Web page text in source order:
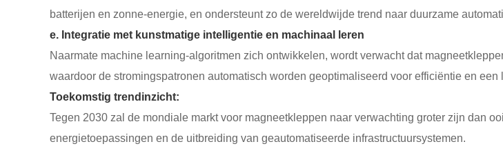
batterijen en zonne-energie, en ondersteunt zo de wereldwijde trend naar duurzame
e. Integratie met kunstmatige intelligentie en machinaal leren
Naarmate machine learning-algoritmen zich ontwikkelen, wordt verwacht dat
waardoor de stromingspatronen automatisch worden geoptimaliseerd voor efficiëntie en een
Toekomstig trendinzicht:
Tegen 2030 zal de mondiale markt voor magneetkleppen naar verwachting groter zijn dan
energietoepassingen en de uitbreiding van geautomatiseerde infrastructuursystemen.